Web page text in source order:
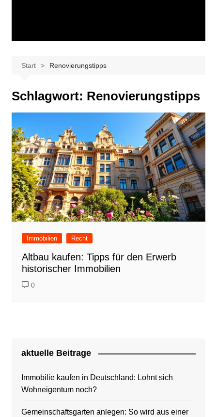
Start Renovierungstipps
Schlagwort: Renovierungstipps
Immobilien Recht
Altbau kaufen: Tipps für den Erwerb
historischer Immobilien
0
aktuelle Beitrage
Immobilie kaufen in Deutschland: Lohnt sich
Wohneigentum noch?
Gemeinschaftsgarten anlegen: So wird aus einer